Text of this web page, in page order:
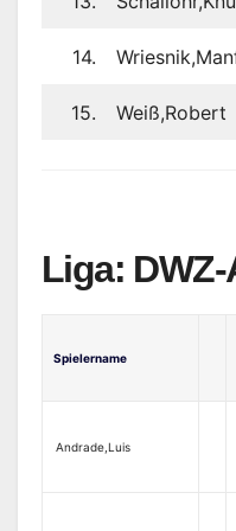
14.
15. Weiß,Robert
Liga:
Spielername
Andrade,Luis